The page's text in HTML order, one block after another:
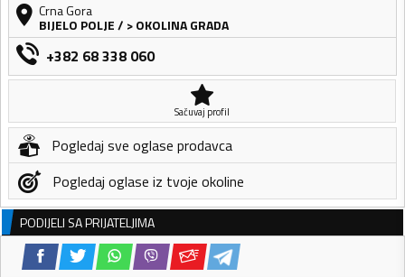
Crna Gora
BIJELO POLJE/ > OKOLINA GRADA
+382 68 338 060
Sačuvaj profil
Pogledaj sve oglase prodavca
Pogledaj oglase iz tvoje okoline
PODIJELI SA PRIJATELJIMA